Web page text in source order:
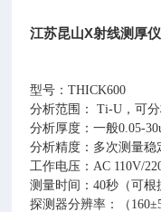
江苏昆山X射线测厚
型号：THICK600
分析范围：
Ti-U ，可
分析厚度：一般0.05-
分析精度：多次测量稳
工作电压：AC 110V/
测量时间：40秒（可根
探测器分辨率：（